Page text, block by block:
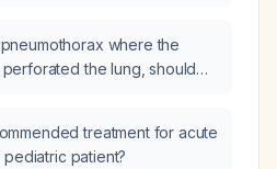
where the
the lung, should
treatment for acute
pediatric patient?